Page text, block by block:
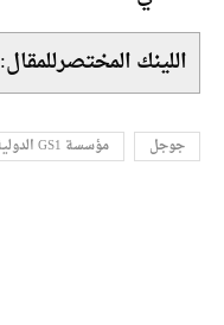
اللينك المختصرللمقال:
جوجل مؤسسة GS1 الدولية